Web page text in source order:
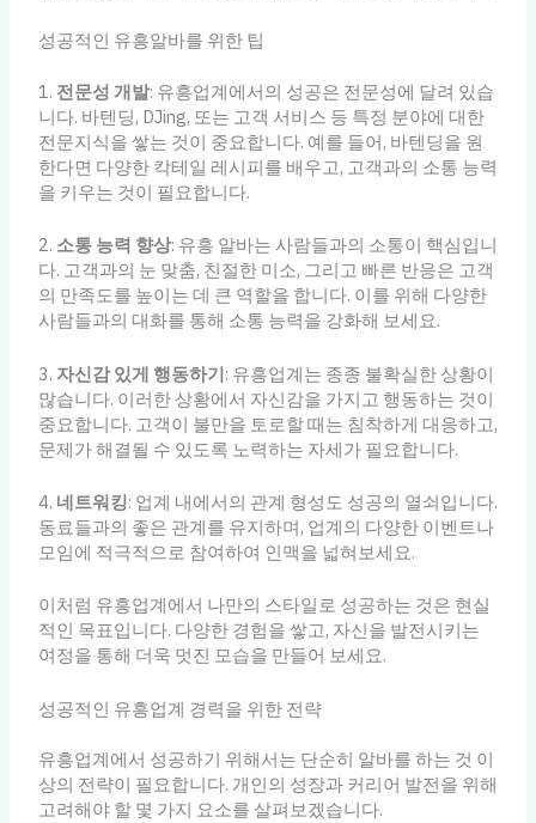
성공적인 유흥알바를 위한 팁
1. 전문성 개발: 유흥업계에서의 성공은 전문성에 달려 있습
니다. 바텐딩, DJing, 또는 고객 서비스 등 특정 분야에 대한
전문지식을 쌓는 것이 중요합니다. 예를 들어, 바텐딩을 원
한다면 다양한 칵테일 레시피를 배우고, 고객과의 소통 능력
을 키우는 것이 필요합니다.
2. 소통 능력 향상: 유흥 알바는 사람들과의 소통이 핵심입니
다. 고객과의 눈 맞춤, 친절한 미소, 그리고 빠른 반응은 고객
의 만족도를 높이는 데 큰 역할을 합니다. 이를 위해 다양한
사람들과의 대화를 통해 소통 능력을 강화해 보세요.
3. 자신감 있게 행동하기: 유흥업계는 종종 불확실한 상황이
많습니다. 이러한 상황에서 자신감을 가지고 행동하는 것이
중요합니다. 고객이 불만을 토로할 때는 침착하게 대응하고,
문제가 해결될 수 있도록 노력하는 자세가 필요합니다.
4. 네트워킹: 업계 내에서의 관계 형성도 성공의 열쇠입니다.
동료들과의 좋은 관계를 유지하며, 업계의 다양한 이벤트나
모임에 적극적으로 참여하여 인맥을 넓혀보세요.
이처럼 유흥업계에서 나만의 스타일로 성공하는 것은 현실
적인 목표입니다. 다양한 경험을 쌓고, 자신을 발전시키는
여정을 통해 더욱 멋진 모습을 만들어 보세요.
성공적인 유흥업계 경력을 위한 전략
유흥업계에서 성공하기 위해서는 단순히 알바를 하는 것 이
상의 전략이 필요합니다. 개인의 성장과 커리어 발전을 위해
고려해야 할 몇 가지 요소를 살펴보겠습니다.